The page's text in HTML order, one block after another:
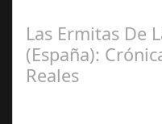
Las Ermitas De
(España):
Reales